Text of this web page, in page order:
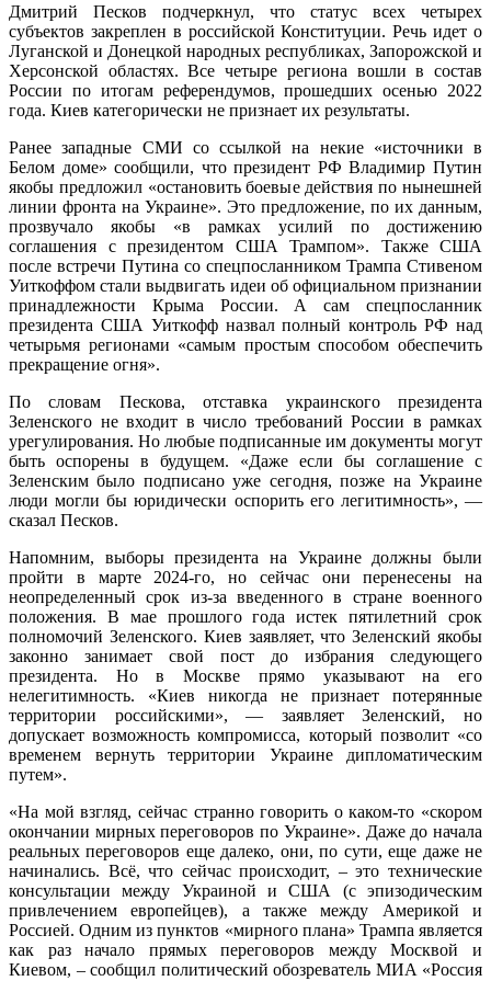
Дмитрий Песков подчеркнул, что статус всех четырех
субъектов закреплен в российской Конституции. Речь идет о
Луганской и Донецкой народных республиках, Запорожской и
Херсонской областях. Все четыре региона вошли в состав
России по итогам референдумов, прошедших осенью 2022
года. Киев категорически не признает их результаты.
Ранее западные СМИ со ссылкой на некие «источники в
Белом доме» сообщили, что президент РФ Владимир Путин
якобы предложил «остановить боевые действия по нынешней
линии фронта на Украине». Это предложение, по их данным,
прозвучало якобы «в рамках усилий по достижению
соглашения с президентом США Трампом». Также США
после встречи Путина со спецпосланником Трампа Стивеном
Уиткоффом стали выдвигать идеи об официальном признании
принадлежности Крыма России. А сам спецпосланник
президента США Уиткофф назвал полный контроль РФ над
четырьмя регионами «самым простым способом обеспечить
прекращение огня».
По словам Пескова, отставка украинского президента
Зеленского не входит в число требований России в рамках
урегулирования. Но любые подписанные им документы могут
быть оспорены в будущем. «Даже если бы соглашение с
Зеленским было подписано уже сегодня, позже на Украине
люди могли бы юридически оспорить его легитимность», —
сказал Песков.
Напомним, выборы президента на Украине должны были
пройти в марте 2024-го, но сейчас они перенесены на
неопределенный срок из-за введенного в стране военного
положения. В мае прошлого года истек пятилетний срок
полномочий Зеленского. Киев заявляет, что Зеленский якобы
законно занимает свой пост до избрания следующего
президента. Но в Москве прямо указывают на его
нелегитимность. «Киев никогда не признает потерянные
территории российскими», — заявляет Зеленский, но
допускает возможность компромисса, который позволит «со
временем вернуть территории Украине дипломатическим
путем».
«На мой взгляд, сейчас странно говорить о каком-то «скором
окончании мирных переговоров по Украине». Даже до начала
реальных переговоров еще далеко, они, по сути, еще даже не
начинались. Всё, что сейчас происходит, – это технические
консультации между Украиной и США (с эпизодическим
привлечением европейцев), а также между Америкой и
Россией. Одним из пунктов «мирного плана» Трампа является
как раз начало прямых переговоров между Москвой и
Киевом, – сообщил политический обозреватель МИА «Россия